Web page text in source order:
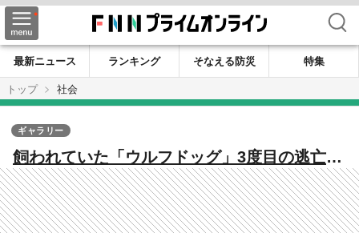
検索
最新ニュース ランキング そなえる防災
特集
トップ
社会
飼われていた「ウルフドッグ」3度目の逃亡
周辺で飼い犬のチワワが死亡 因果関係は不
明だが住民からは不安の声も
ギャラリー